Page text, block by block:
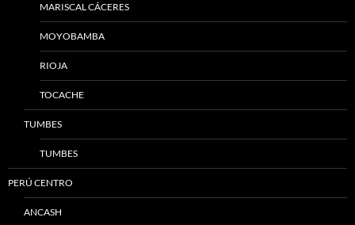
MARISCAL CÁCERES
MOYOBAMBA
RIOJA
TOCACHE
TUMBES
TUMBES
PERÚ CENTRO
ANCASH